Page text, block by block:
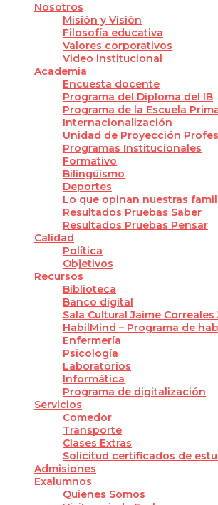
Nosotros
Misión y Visión
Filosofía educativa
Valores corporativos
Video institucional
Academia
Encuesta docente
Programa del Diploma del IB
Programa de la Escuela
Internacionalización
Unidad de Proyección
Programas Institucionales
Formativo
Bilingüismo
Deportes
Lo que opinan nuestras
Resultados Pruebas Saber
Resultados Pruebas Pensar
Calidad
Política
Objetivos
Recursos
Biblioteca
Banco digital
Sala Cultural Jaime Correales
HabilMind – Programa de
Enfermería
Psicología
Laboratorios
Informática
Programa de digitalización
Servicios
Comedor
Transporte
Clases Extras
Solicitud certificados de
Admisiones
Exalumnos
Quienes Somos